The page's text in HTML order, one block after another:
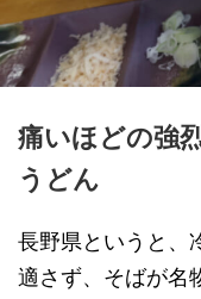
痛いほどの強
うどん
長野県というと、
適さず、そばが名